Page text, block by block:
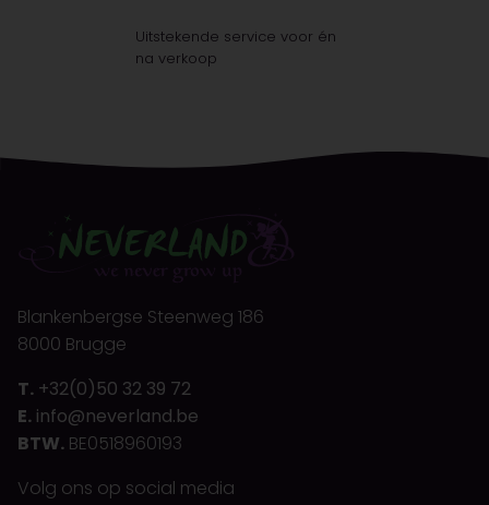
Uitstekende service voor én
na verkoop
Blankenbergse Steenweg 186
8000 Brugge
T. +32(0)50 32 39 72
E. info@neverland.be
BTW. BE0518960193
Volg ons op social media